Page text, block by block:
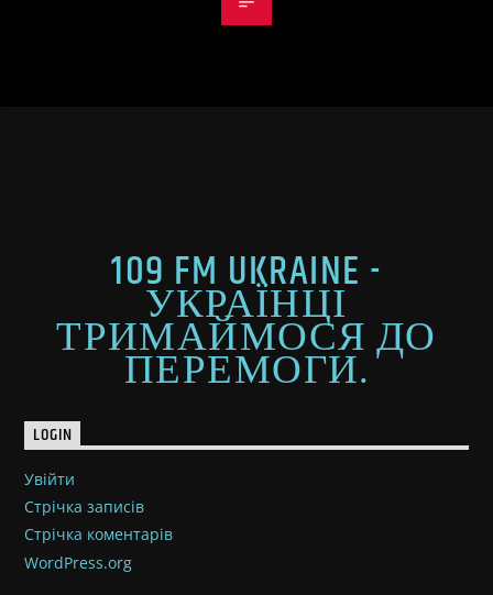
109 FM UKRAINE -
УКРАЇНЦІ
ТРИМАЙМОСЯ ДО
ПЕРЕМОГИ.
LOGIN
Увійти
Стрічка записів
Стрічка коментарів
WordPress.org